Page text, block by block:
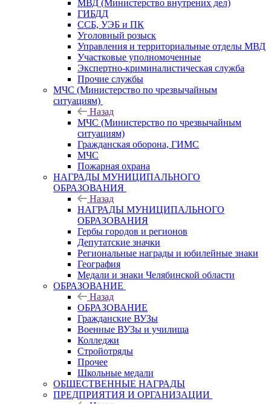
МВД (Министерство внутрених дел)
ГИБДД
ССБ, УЭБ и ПК
Уголовный розыск
Управления и территориальные отделы МВД
Участковые уполномоченные
Экспертно-криминалистическая служба
Прочие службы
МЧС (Министерство по чрезвычайным
ситуациям)
Назад
МЧС (Министерство по чрезвычайным
ситуациям)
Гражданская оборона, ГИМС
МЧС
Пожарная охрана
НАГРАДЫ МУНИЦИПАЛЬНОГО
ОБРАЗОВАНИЯ
Назад
НАГРАДЫ МУНИЦИПАЛЬНОГО
ОБРАЗОВАНИЯ
Гербы городов и регионов
Депутатские значки
Региональные награды и юбилейные знаки
География
Медали и знаки Челябинской области
ОБРАЗОВАНИЕ
Назад
ОБРАЗОВАНИЕ
Гражданские ВУЗы
Военные ВУЗы и училища
Колледжи
Стройотряды
Прочее
Школьные медали
ОБЩЕСТВЕННЫЕ НАГРАДЫ
ПРЕДПРИЯТИЯ И ОРГАНИЗАЦИИ